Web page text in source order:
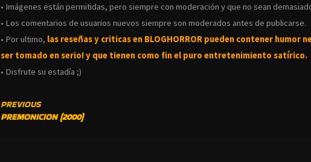
• Imágenes están permitidas, pero siempre con moderación y que no sean
• Los comentarios de usuarios nuevos siempre son moderados antes de publicarse.
• Por ultimo, las reseñas y criticas en BLOGHORROR pueden contener humor
ser tomado en serio! y que tienen como fin el puro entretenimiento satírico.
• Disfrute su estadía ;)
CONTINUE
READING
PREVIOUS
PREMONICION (2000)